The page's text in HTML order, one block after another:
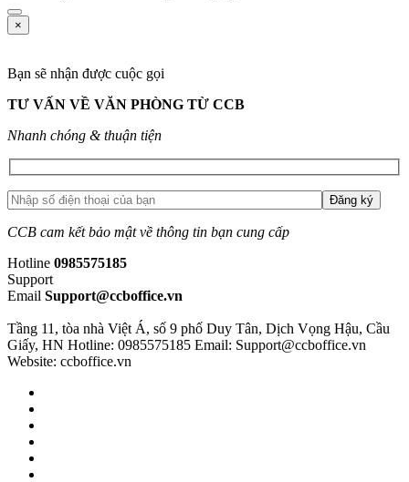
×
Bạn sẽ nhận được cuộc gọi
TƯ VẤN VỀ VĂN PHÒNG TỪ CCB
Nhanh chóng & thuận tiện
CCB cam kết bảo mật về thông tin bạn cung cấp
Hotline 0985575185
Support
Email Support@ccboffice.vn
Tầng 11, tòa nhà Việt Á, số 9 phố Duy Tân, Dịch Vọng Hậu, Cầu
Giấy, HN Hotline: 0985575185 Email: Support@ccboffice.vn
Website: ccboffice.vn